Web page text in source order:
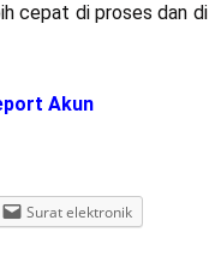
cepat di proses dan
Akun
Surat elektronik